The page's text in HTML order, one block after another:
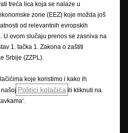
Pravilnik o kolačićima
o potrošnji goriva
Opel u svijetu
kolačića
treća lica koja se nalaze u
zone (EEZ) koje možda još
od relevantnih evropskih
U ovom slučaju prenos se zasniva na
1. tačka 1. Zakona o zaštiti
Srbije (ZZPL).
koje koristimo i kako ih
našoj Politici kolačića ili kliknuti na